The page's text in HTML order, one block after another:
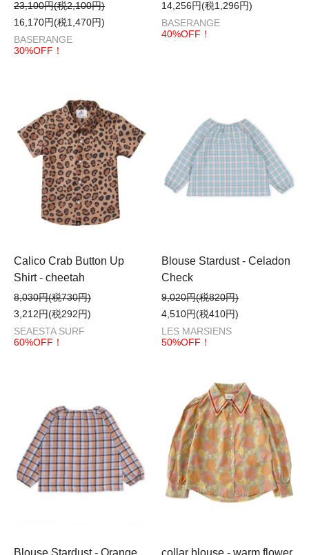
23,100円(税2,100円)
16,170円(税1,470円)
BASERANGE
30%OFF！
14,256円(税1,296円)
BASERANGE
40%OFF！
Calico Crab Button Up
Shirt - cheetah
8,030円(税730円)
3,212円(税292円)
SEAESTA SURF
60%OFF！
Blouse Stardust - Celadon
Check
9,020円(税820円)
4,510円(税410円)
LES MARSIENS
50%OFF！
collar blouse - warm flower